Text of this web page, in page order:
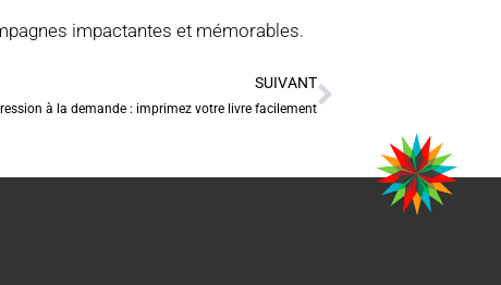
impactantes et mémorables.
SUIVANT
à la demande : imprimez votre livre facilement